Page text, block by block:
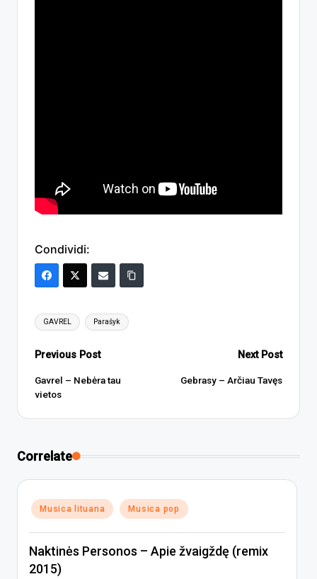
Condividi:
Tags:
GAVREL Parašyk
Post
navigation
Previous Post
Gavrel – Nebėra tau
vietos
Next Post
Gebrasy – Arčiau Tavęs
Correlate
Posted
in
Musica lituana Musica pop
Naktinės Personos – Apie žvaigždę (remix
2015)